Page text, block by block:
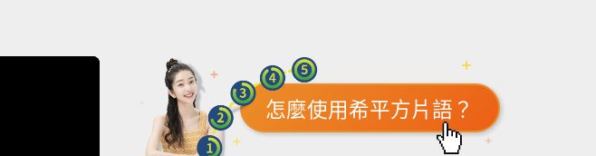
怎麼使用希平方片語？